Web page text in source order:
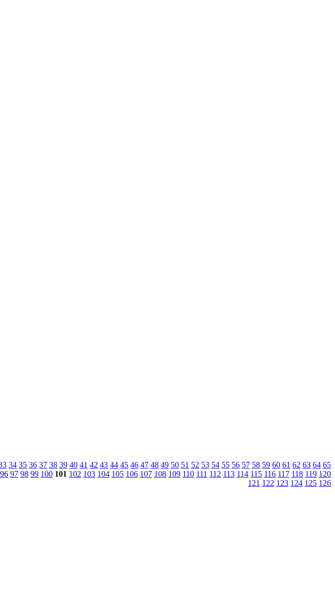
34 35 36 37 38 39 40 41 42 43 44 45 46 47 48 49 50 51 52 53 54 55 56 57 58 59 60 61 62 63 64 65
96 97 98 99 100 101 102 103 104 105 106 107 108 109 110 111 112 113 114 115 116 117 118 119 120
121 122 123 124 125 126